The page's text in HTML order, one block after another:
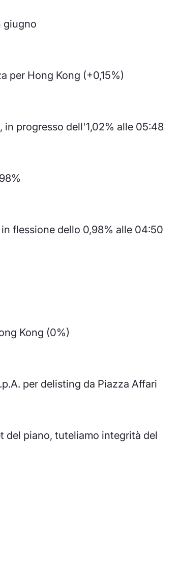
giugno
per Hong Kong (+0,15%)
in progresso dell'1,02% alle 05:48
flessione dello 0,98% alle 04:50
Kong (0%)
per delisting da Piazza Affari
del piano, tuteliamo integrità del